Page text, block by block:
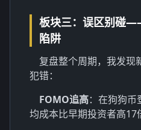
板块三：误区别碰
陷阱
复盘整个周期，我发现
犯错：
FOMO追高：在狗狗
均成本比早期投资者高17